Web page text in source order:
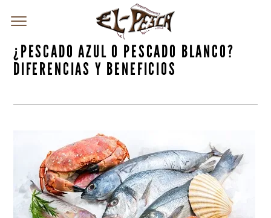
¿PESCADO AZUL O PESCADO BLANCO?
DIFERENCIAS Y BENEFICIOS